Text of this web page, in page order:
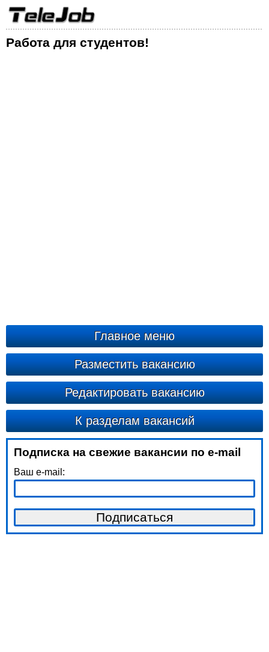
Работа для студентов!
Главное меню
Разместить вакансию
Редактировать вакансию
К разделам вакансий
Подписка на свежие вакансии по e-mail
Ваш e-mail: